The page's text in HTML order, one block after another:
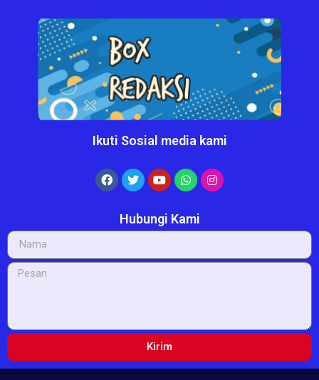
Ikuti Sosial media kami
Hubungi Kami
Kirim